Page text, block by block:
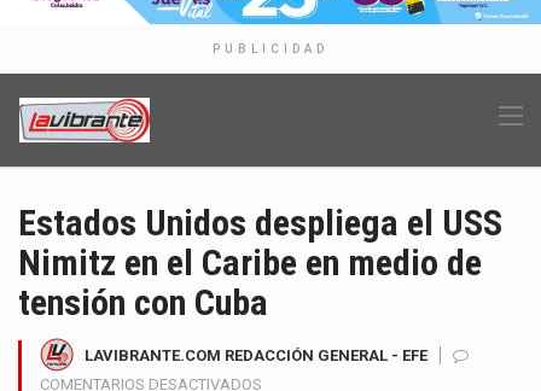
PUBLICIDAD
Estados Unidos despliega el USS
Nimitz en el Caribe en medio de
tensión con Cuba
LAVIBRANTE.COM REDACCIÓN GENERAL - EFE
COMENTARIOS DESACTIVADOS